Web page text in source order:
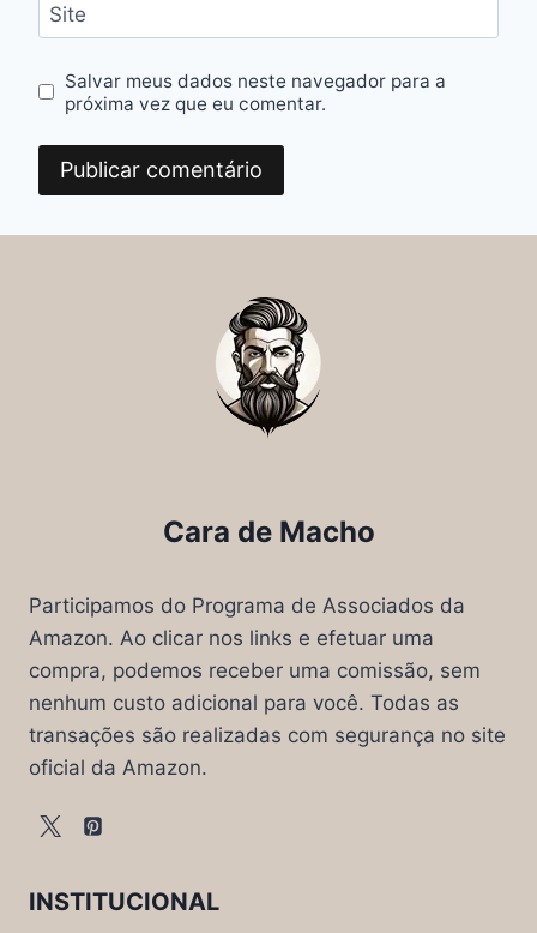
Site
Salvar meus dados neste navegador para a
próxima vez que eu comentar.
Cara de Macho
Participamos do Programa de Associados da
Amazon. Ao clicar nos links e efetuar uma
compra, podemos receber uma comissão, sem
nenhum custo adicional para você. Todas as
transações são realizadas com segurança no site
oficial da Amazon.
INSTITUCIONAL